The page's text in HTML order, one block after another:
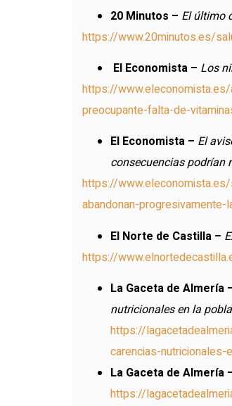
20 Minutos – El último
https://www.20minutos.es/
El Economista – Los
https://
preocupante-falta-de-
El Economista – El
consecuencias podrían
https://
abandonan-
El Norte de Castilla –
https://
La Gaceta de Almería
nutricionales en la
https://
carencias-
La Gaceta de Almería
https://